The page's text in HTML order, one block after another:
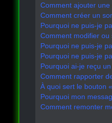
Comment ajouter
Comment créer un
Pourquoi ne puis-je
Comment modifier
Pourquoi ne puis-je
Pourquoi ne puis-je
Pourquoi ai-je reçu
Comment rapporter
À quoi sert le bouton
Pourquoi mon
Comment remonter